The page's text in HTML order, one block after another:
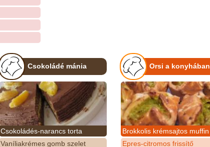
Csokoládé mánia
Csokoládés-narancs torta
Vaníliakrémes gomb szelet
Orsi a konyhában
Brokkolis krémsajtos muffin
Epres-citromos frissítő